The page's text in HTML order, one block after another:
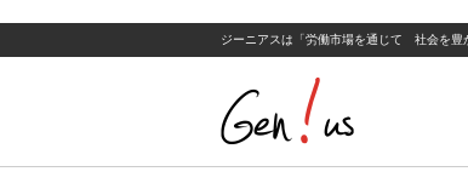
ジーニアスは「労働市場を通じて 社会を豊